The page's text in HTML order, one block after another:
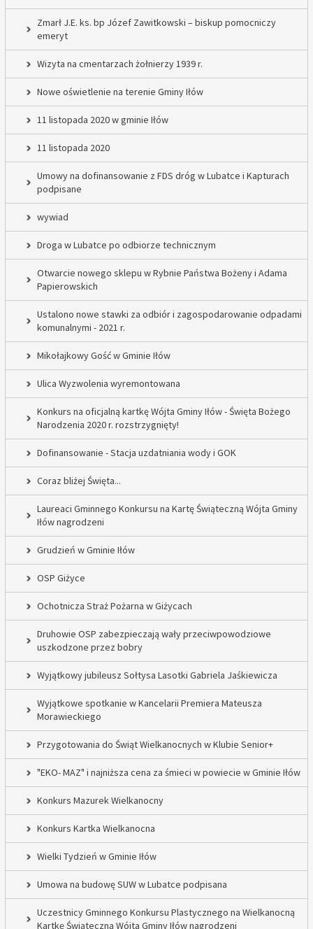
Zmarł J.E. ks. bp Józef Zawitkowski – biskup pomocniczy
emeryt
Wizyta na cmentarzach żołnierzy 1939 r.
Nowe oświetlenie na terenie Gminy Iłów
11 listopada 2020 w gminie Iłów
11 listopada 2020
Umowy na dofinansowanie z FDS dróg w Lubatce i Kapturach
podpisane
wywiad
Droga w Lubatce po odbiorze technicznym
Otwarcie nowego sklepu w Rybnie Państwa Bożeny i Adama
Papierowskich
Ustalono nowe stawki za odbiór i zagospodarowanie odpadami
komunalnymi - 2021 r.
Mikołajkowy Gość w Gminie Iłów
Ulica Wyzwolenia wyremontowana
Konkurs na oficjalną kartkę Wójta Gminy Iłów - Święta Bożego
Narodzenia 2020 r. rozstrzygnięty!
Dofinansowanie - Stacja uzdatniania wody i GOK
Coraz bliżej Święta...
Laureaci Gminnego Konkursu na Kartę Świąteczną Wójta Gminy
Iłów nagrodzeni
Grudzień w Gminie Iłów
OSP Giżyce
Ochotnicza Straż Pożarna w Giżycach
Druhowie OSP zabezpieczają wały przeciwpowodziowe
uszkodzone przez bobry
Wyjątkowy jubileusz Sołtysa Lasotki Gabriela Jaśkiewicza
Wyjątkowe spotkanie w Kancelarii Premiera Mateusza
Morawieckiego
Przygotowania do Świąt Wielkanocnych w Klubie Senior+
"EKO- MAZ" i najniższa cena za śmieci w powiecie w Gminie Iłów
Konkurs Mazurek Wielkanocny
Konkurs Kartka Wielkanocna
Wielki Tydzień w Gminie Iłów
Umowa na budowę SUW w Lubatce podpisana
Uczestnicy Gminnego Konkursu Plastycznego na Wielkanocną
Kartkę Świąteczną Wójta Gminy Iłów nagrodzeni